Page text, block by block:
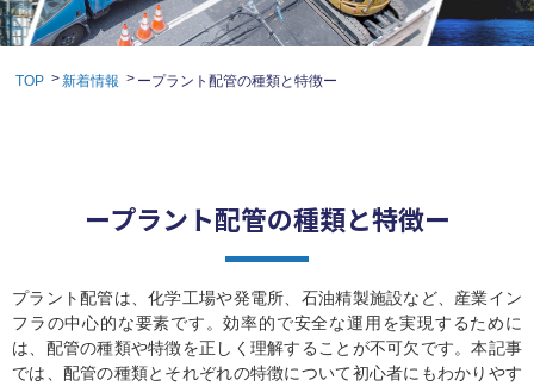
TOP 新着情報 ープラント配管の種類と特徴ー
ープラント配管の種類と特徴ー
プラント配管は、化学工場や発電所、石油精製施設など、産業イン
フラの中心的な要素です。効率的で安全な運用を実現するために
は、配管の種類や特徴を正しく理解することが不可欠です。本記事
では、配管の種類とそれぞれの特徴について初心者にもわかりやす